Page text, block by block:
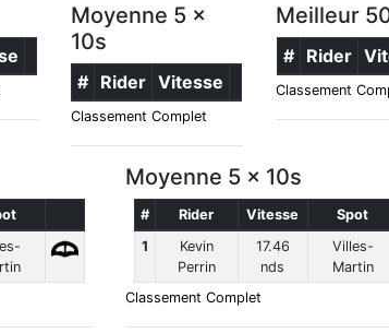
Moyenne 5 x
10s
# Rider Vitesse
Classement Complet
Meilleur
# Rider
Classement
Moyenne 5 x 10s
# Rider Vitesse
Spot
1
Kevin
Perrin
17.46
nds
Villes-
Martin
Classement Complet